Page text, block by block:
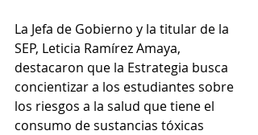
La Jefa de Gobierno y la titular de la
SEP, Leticia Ramírez Amaya,
destacaron que la Estrategia busca
concientizar a los estudiantes sobre
los riesgos a la salud que tiene el
consumo de sustancias tóxicas